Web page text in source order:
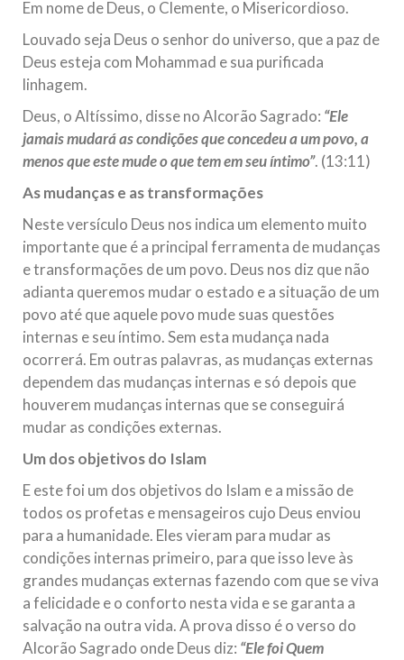
10 DE NOVEMBRO DE 2013
Falecimento do Imam Ali Ibn Al-Hussein
(A.S.)
Em nome de Deus, o Clemente, o Misericordioso! Diante da
muçulmanos, o Imam Ali Ibn Al-Hussein Ibn Ali Ibn Abi Táleb
(A.S.), conhecido por “Zein Al-Ábidin” (Formosura
NOTÍCIAS
3 DE JULHO DE 2014
Centro Islâmico no Brasil recebe o ex-
ministro das Relações Exteriores da
República Islâmica do Irã
Na noite da quinta-feira, 03 de Abril, o Centro Islâmico no
Brasil recebeu em sua sede, em São Paulo, o ex-ministro das
Relações Exteriores da República Islâmica do Irã, Sr. Kamal
Kharrazi, que encontra-se visitando
Em nome de Deus, o Clemente, o Misericordioso.
Louvado seja Deus o senhor do universo, que a paz de
Deus esteja com Mohammad e sua purificada
linhagem.
Deus, o Altíssimo, disse no Alcorão Sagrado: “Ele
jamais mudará as condições que concedeu a um povo, a
menos que este mude o que tem em seu íntimo”. (13:11)
As mudanças e as transformações
Neste versículo Deus nos indica um elemento muito
importante que é a principal ferramenta de mudanças
e transformações de um povo. Deus nos diz que não
adianta queremos mudar o estado e a situação de um
povo até que aquele povo mude suas questões
internas e seu íntimo. Sem esta mudança nada
ocorrerá. Em outras palavras, as mudanças externas
dependem das mudanças internas e só depois que
houverem mudanças internas que se conseguirá
mudar as condições externas.
Um dos objetivos do Islam
E este foi um dos objetivos do Islam e a missão de
todos os profetas e mensageiros cujo Deus enviou
para a humanidade. Eles vieram para mudar as
condições internas primeiro, para que isso leve às
grandes mudanças externas fazendo com que se viva
a felicidade e o conforto nesta vida e se garanta a
salvação na outra vida. A prova disso é o verso do
Alcorão Sagrado onde Deus diz: “Ele foi Quem